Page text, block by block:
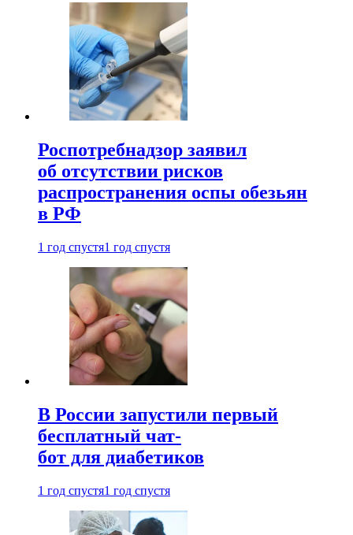
Роспотребнадзор заявил
об отсутствии рисков
распространения оспы обезьян
в РФ
1 год спустя1 год спустя
В России запустили первый
бесплатный чат-
бот для диабетиков
1 год спустя1 год спустя